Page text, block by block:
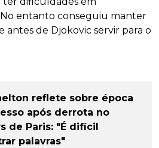
entanto conseguiu manter
antes de Djokovic servir para o
reflete sobre época
após derrota no
de Paris: "É difícil
palavras"